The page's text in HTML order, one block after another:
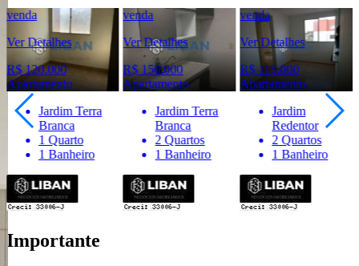
venda
Ver Detalhes
R$ 120.000
Apartamento
Jardim Terra
Branca
1 Quarto
1 Banheiro
venda
Ver Detalhes
R$ 150.000
Apartamento
Jardim Terra
Branca
2 Quartos
1 Banheiro
venda
Ver Detalhes
R$ 115.000
Apartamento
Jardim
Redentor
2 Quartos
1 Banheiro
Importante